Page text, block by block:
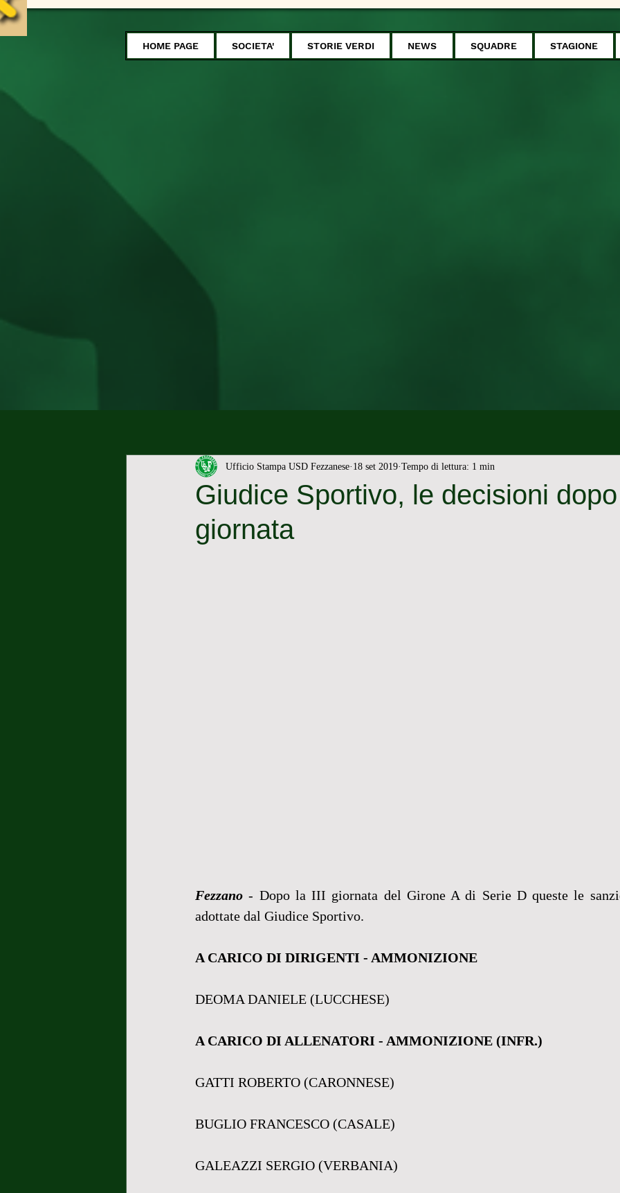
HOME PAGE SOCIETA' STORIE VERDI NEWS SQUADRE STAGIONE
Giudice Sportivo, le decisioni
giornata
Ufficio Stampa USD Fezzanese 18 set 2019 Tempo di lettura: 1 min
Fezzano - Dopo la III giornata del Girone A di Serie D queste le
adottate dal Giudice Sportivo.
A CARICO DI DIRIGENTI - AMMONIZIONE
DEOMA DANIELE (LUCCHESE)
A CARICO DI ALLENATORI - AMMONIZIONE (INFR.)
GATTI ROBERTO (CARONNESE)
BUGLIO FRANCESCO (CASALE)
GALEAZZI SERGIO (VERBANIA)